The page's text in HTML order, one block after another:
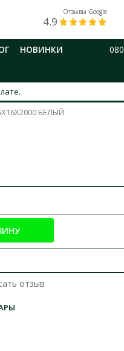
Отзывы Google
4.9
НОВИНКИ
БЕЛЫЙ
отзыв